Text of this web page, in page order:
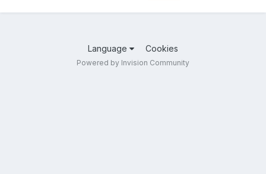
Language Cookies
Powered by Invision Community